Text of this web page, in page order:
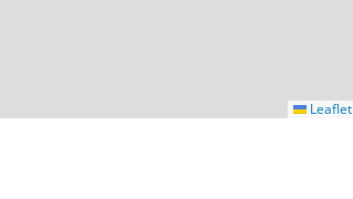
Leaflet